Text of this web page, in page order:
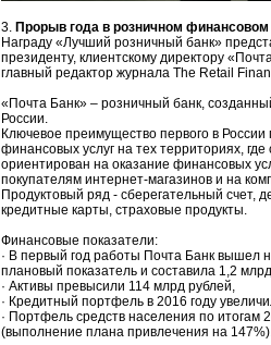
3. Прорыв года в розничном финансовом
Награду «Лучший розничный банк»
президенту, клиентскому директору
главный редактор журнала The Retail
«Почта Банк» – розничный банк,
России.
Ключевое преимущество первого в
финансовых услуг на тех территориях,
ориентирован на оказание финансовых
покупателям интернет-магазинов и на
Продуктовый ряд - сберегательный счет,
кредитные карты, страховые продукты.
Финансовые показатели:
· В первый год работы Почта Банк вышел
плановый показатель и составила 1,2
· Активы превысили 114 млрд рублей,
· Кредитный портфель в 2016 году
· Портфель средств населения по итогам
(выполнение плана привлечения на